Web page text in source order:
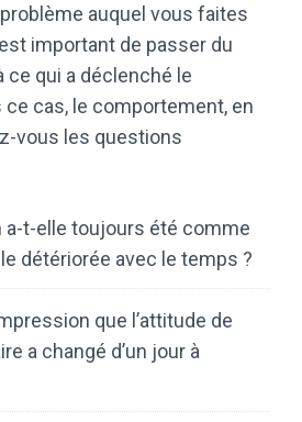
auquel vous faites
important de passer du
ce qui a déclenché le
ce cas, le comportement, en
vous les questions
a-t-elle toujours été comme
détériorée avec le temps ?
que l’attitude de
a changé d’un jour à